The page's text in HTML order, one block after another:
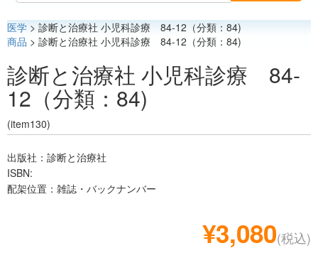
医学
医薬関連
レジデント
医学 > 診断と治療社 小児科診療 84-12（分類：84)
商品 > 診断と治療社 小児科診療 84-12（分類：84)
診断と治療社 小児科診療 84-
12（分類：84)
(item130)
出版社：診断と治療社
ISBN:
配架位置：雑誌・バックナンバー
¥3,080(税込)